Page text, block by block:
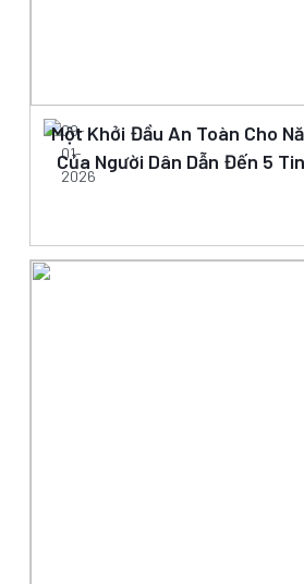
Một Khởi Đầu An Toàn Cho
Của Người Dân Dẫn Đến 5
Bom Mìn Được Xử Lý Thành
09-
01-
2026